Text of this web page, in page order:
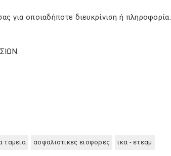
για οποιαδήποτε διευκρίνιση ή πληροφορία.
ταμεια ασφαλιστικες εισφορες ικα - ετεαμ